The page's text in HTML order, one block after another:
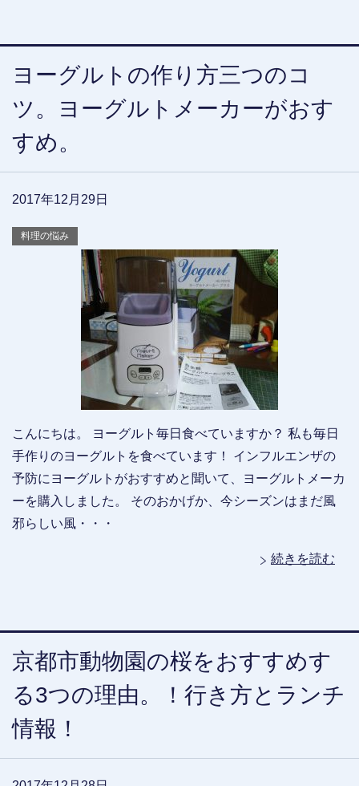
ヨーグルトの作り方三つのコ
ツ。ヨーグルトメーカーがおす
すめ。
2017年12月29日
料理の悩み
こんにちは。 ヨーグルト毎日食べていますか？ 私も毎日
手作りのヨーグルトを食べています！ インフルエンザの
予防にヨーグルトがおすすめと聞いて、ヨーグルトメーカ
ーを購入しました。 そのおかげか、今シーズンはまだ風
邪らしい風・・・
続きを読む
京都市動物園の桜をおすすめす
る3つの理由。！行き方とランチ
情報！